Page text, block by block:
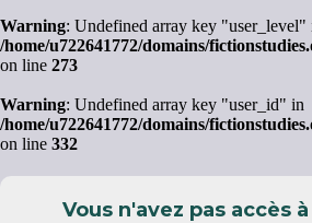
Warning: Undefined array key "user_level"
/home/u722641772/domains/
on line 273
Warning: Undefined array key "user_id" in
/home/u722641772/domains/
on line 332
Vous n'avez pas accès